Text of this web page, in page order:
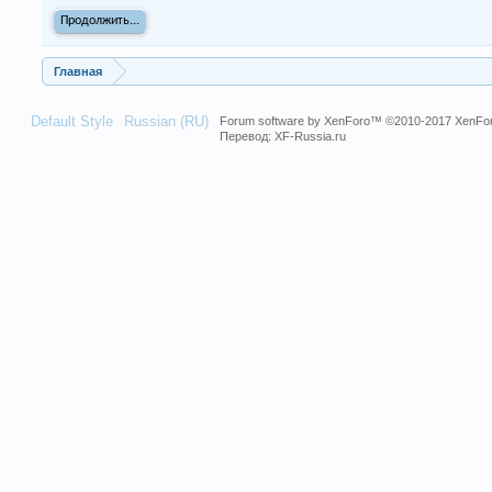
Продолжить...
Главная
Default Style Russian (RU) Forum software by XenForo™©2010-2017
Перевод:XF-Russia.ru